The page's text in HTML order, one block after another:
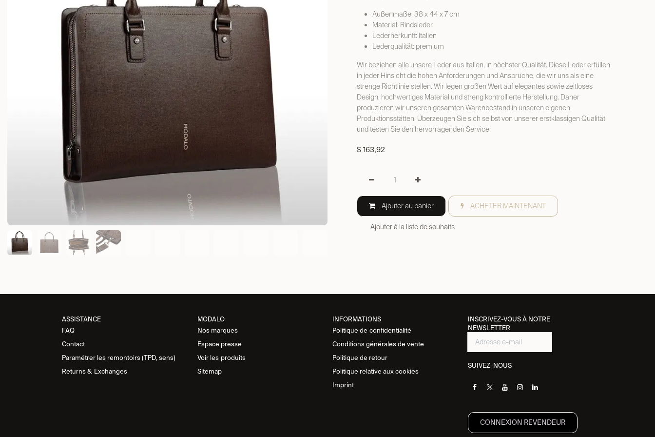
Außenmaße: 38 x 44 x 7 cm
Material: Rindsleder
Lederherkunft: Italien
Lederqualität: premium
Wir beziehen alle unsere Leder aus Italien, in höchster Qualität. Diese Leder erfüllen
in jeder Hinsicht die hohen Anforderungen und Ansprüche, die wir uns als eine
strenge Richtlinie stellen. Wir legen großen Wert auf elegantes sowie zeitloses
Design, hochwertiges Material und streng kontrollierte Herstellung. Daher
produzieren wir unseren gesamten Warenbestand in unseren eigenen
Produktionsstätten. Überzeugen Sie sich selbst von unserer erstklassigen Qualität
und testen Sie den hervorragenden Service.
$ 163,92
Ajouter au panier ACHETER MAINTENANT
Ajouter à la liste de souhaits
MODALO
Nos marques
Espace presse
Voir les produits
Sitemap
INSCRIVEZ-VOUS À NOTRE
NEWSLETTER
SUIVEZ-NOUS
ASSISTANCE​
FAQ
Contact
Paramétrer les remontoirs (TPD, sens)
Returns & Exchanges
INFORMATIONS
Politique de confidentialité
Conditions générales de vente
Politique de retour
Politique relative aux cookies
Imprint
CONNEXION REVENDEUR